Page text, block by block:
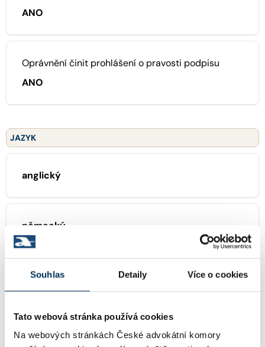
Souhlas Detaily Více o cookies
Tato webová stránka používá cookies
Na webových stránkách České advokátní komory
ANO
Oprávnění činit prohlášení o pravosti podpisu
ANO
JAZYK
anglický
německý
ZAMĚŘENÍ
16 obchodní právo